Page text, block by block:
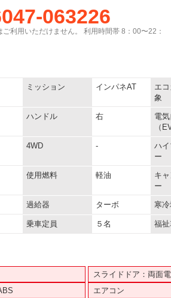
063226
利用いただけません。 利用時間帯 8：00〜22：
ミッション インパネAT
エ
象
ハンドル 右
電
（
4WD -
ハ
ー
使用燃料 軽油
キ
ー
過給器 ターボ 寒
乗車定員 ５名 福
スライドドア：両面
エアコン